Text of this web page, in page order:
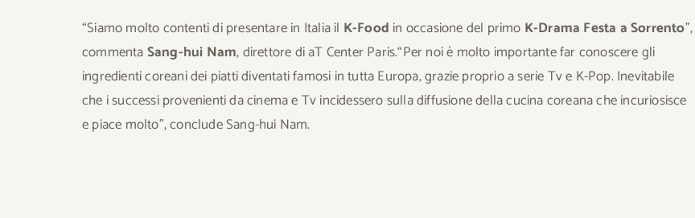
“Siamo molto contenti di presentare in Italia il K-Food in occasione del primo K-Drama Festa a Sorrento”,
commentaSang-hui Nam, direttore di aT Center Paris.“Per noi è molto importante far conoscere gli
ingredienti coreani dei piatti diventati famosi in tutta Europa, grazie proprio a serie Tv e K-Pop. Inevitabile
che i successi provenienti da cinema e Tv incidessero sulla diffusione della cucina coreana che incuriosisce
e piace molto”, conclude Sang-hui Nam.